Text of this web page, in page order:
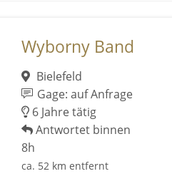
Wyborny Band
Bielefeld
Gage: auf Anfrage
6 Jahre tätig
Antwortet binnen
8h
ca. 52 km entfernt